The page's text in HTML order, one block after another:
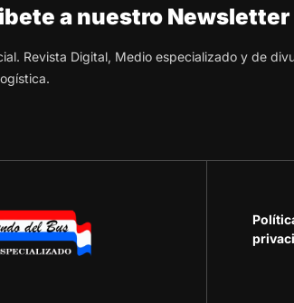
a nuestro Newsletter
Revista Digital, Medio especializado y de